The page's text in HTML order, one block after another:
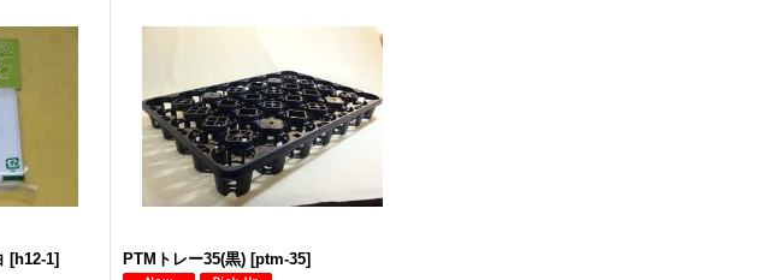
[h12-1] PTMトレー35(黒) [ptm-35]